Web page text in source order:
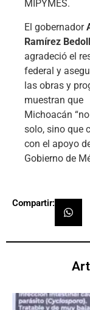
MIPYMES.
El gobernador
Ramírez
agradeció el
federal y
las obras y
muestran que
Michoacán
solo, sino que
con el apoyo
Gobierno de
Compartir: